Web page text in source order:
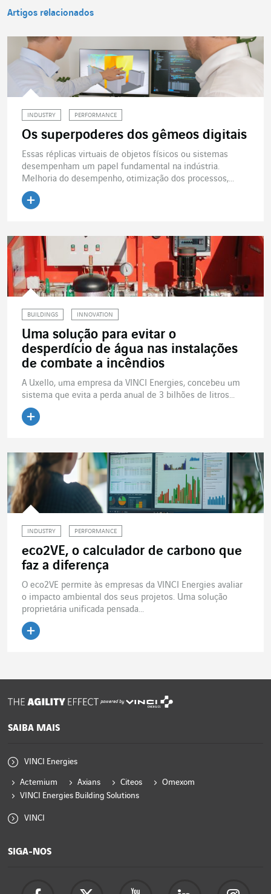
Artigos relacionados
INDUSTRY PERFORMANCE
Os superpoderes dos gêmeos digitais
Essas réplicas virtuais de objetos físicos ou sistemas
desempenham um papel fundamental na indústria.
Melhoria do desempenho, otimização dos processos,...
BUILDINGS INNOVATION
Uma solução para evitar o
desperdício de água nas instalações
de combate a incêndios
A Uxello, uma empresa da VINCI Energies, concebeu um
sistema que evita a perda anual de 3 bilhões de litros...
INDUSTRY PERFORMANCE
eco2VE, o calculador de carbono que
faz a diferença
O eco2VE permite às empresas da VINCI Energies avaliar
o impacto ambiental dos seus projetos. Uma solução
proprietária unificada pensada...
powered by
SAIBA MAIS
VINCI Energies
Actemium Axians Citeos
Omexom
VINCI Energies Building Solutions
VINCI
SIGA-NOS